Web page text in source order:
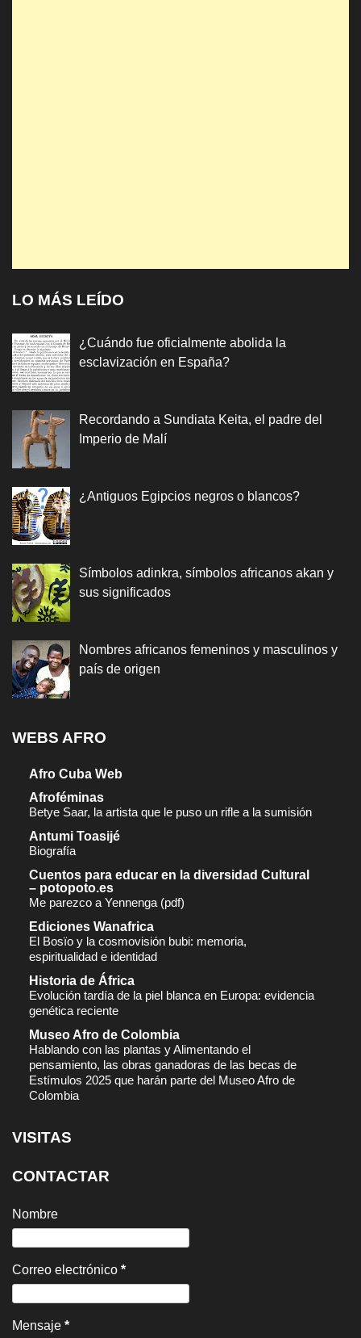
LO MÁS LEÍDO
¿Cuándo fue oficialmente abolida la
esclavización en España?
Recordando a Sundiata Keita, el padre del
Imperio de Malí
¿Antiguos Egipcios negros o blancos?
Símbolos adinkra, símbolos africanos akan y
sus significados
Nombres africanos femeninos y masculinos y
país de origen
WEBS AFRO
Afro Cuba Web
Afroféminas
Betye Saar, la artista que le puso un rifle a la sumisión
Antumi Toasijé
Biografía
Cuentos para educar en la diversidad Cultural
– potopoto.es
Me parezco a Yennenga (pdf)
Ediciones Wanafrica
El Bosïo y la cosmovisión bubi: memoria,
espiritualidad e identidad
Historia de África
Evolución tardía de la piel blanca en Europa: evidencia
genética reciente
Museo Afro de Colombia
Hablando con las plantas y Alimentando el
pensamiento, las obras ganadoras de las becas de
Estímulos 2025 que harán parte del Museo Afro de
Colombia
VISITAS
CONTACTAR
Nombre
Correo electrónico *
Mensaje *